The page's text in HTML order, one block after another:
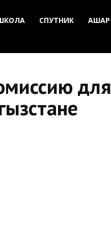
СПУТНИК АШАР
для